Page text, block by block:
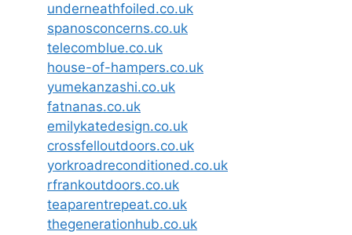
underneathfoiled.co.uk
spanosconcerns.co.uk
telecomblue.co.uk
house-of-hampers.co.uk
yumekanzashi.co.uk
fatnanas.co.uk
emilykatedesign.co.uk
crossfelloutdoors.co.uk
yorkroadreconditioned.co.uk
rfrankoutdoors.co.uk
teaparentrepeat.co.uk
thegenerationhub.co.uk